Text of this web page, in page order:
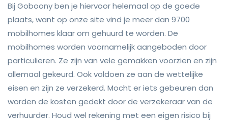
Bij Goboony ben je hiervoor helemaal op de goede
plaats, want op onze site vind je meer dan 9700
mobilhomes klaar om gehuurd te worden. De
mobilhomes worden voornamelijk aangeboden door
particulieren. Ze zijn van vele gemakken voorzien en zijn
allemaal gekeurd. Ook voldoen ze aan de wettelijke
eisen en zijn ze verzekerd. Mocht er iets gebeuren dan
worden de kosten gedekt door de verzekeraar van de
verhuurder. Houd wel rekening met een eigen risico bij